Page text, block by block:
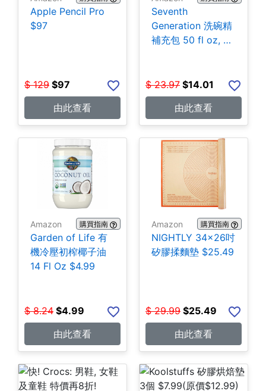
Apple Pencil Pro
$97
$ 129 $97
由此查看
Seventh
Generation 洗碗精
補充包 50 fl oz, 3
$ 23.97 $14.01
由此查看
Amazon 購買指南
Garden of Life 有
機冷壓初榨椰子油
14 Fl Oz $4.99
$ 8.24 $4.99
由此查看
Amazon 購買指南
NIGHTLY 34x26吋
矽膠揉麵墊 $25.49
$ 29.99 $25.49
由此查看